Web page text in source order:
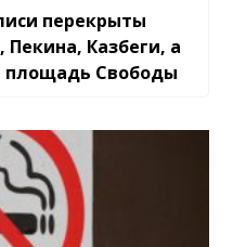
перекрыты
Казбеги, а
площадь Свободы